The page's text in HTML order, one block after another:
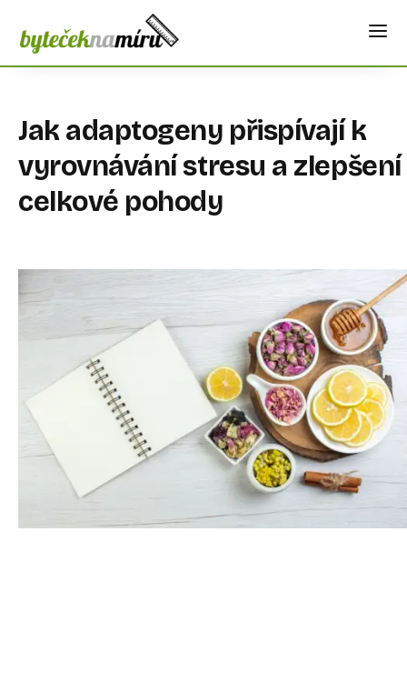
Jak adaptogeny přispívají k
vyrovnávání stresu a zlepšení
celkové pohody